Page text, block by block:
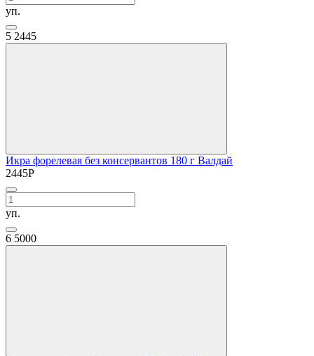
уп.
5 2445
Икра форелевая без консервантов 180 г Валдай
2445Р
уп.
6 5000